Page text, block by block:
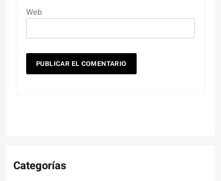
Web
Categorías